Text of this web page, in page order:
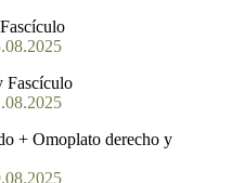
Fascículo
+ Omoplato derecho y